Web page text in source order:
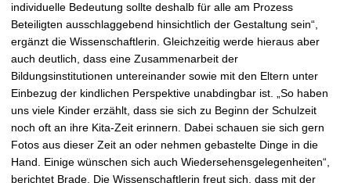
individuelle Bedeutung sollte deshalb für alle am Prozess
Beteiligten ausschlaggebend hinsichtlich der Gestaltung sein“,
ergänzt die Wissenschaftlerin. Gleichzeitig werde hieraus aber
auch deutlich, dass eine Zusammenarbeit der
Bildungsinstitutionen untereinander sowie mit den Eltern unter
Einbezug der kindlichen Perspektive unabdingbar ist. „So haben
uns viele Kinder erzählt, dass sie sich zu Beginn der Schulzeit
noch oft an ihre Kita-Zeit erinnern. Dabei schauen sie sich gern
Fotos aus dieser Zeit an oder nehmen gebastelte Dinge in die
Hand. Einige wünschen sich auch Wiedersehensgelegenheiten“,
berichtet Brade. Die Wissenschaftlerin freut sich, dass mit der